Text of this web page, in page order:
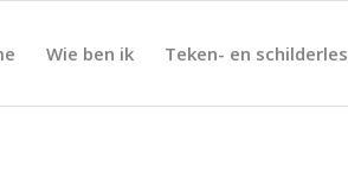
Wie ben ik Teken- en schilderles